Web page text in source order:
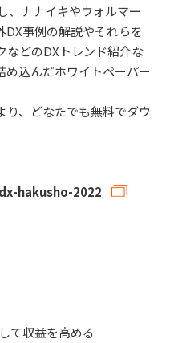
、ナナイキやウォルマー
DX事例の解説やそれらを
などのDXトレンド紹介な
め込んだホワイトペーパー
、どなたでも無料でダウ
hakusho-2022
て収益を高める